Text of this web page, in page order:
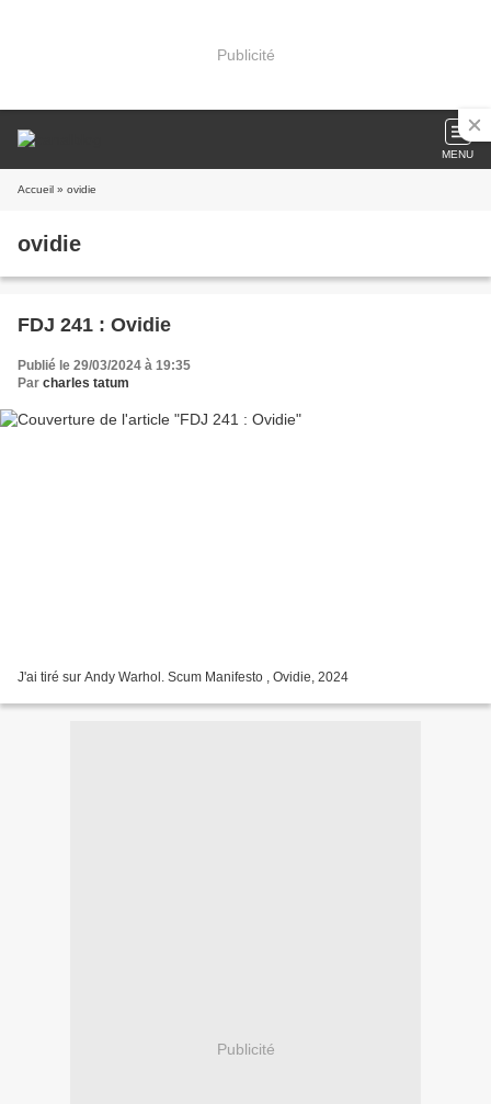
Publicité
MENU
Accueil » ovidie
ovidie
FDJ 241 : Ovidie
Publié le 29/03/2024 à 19:35
Par charles tatum
J'ai tiré sur Andy Warhol. Scum Manifesto , Ovidie, 2024
Publicité